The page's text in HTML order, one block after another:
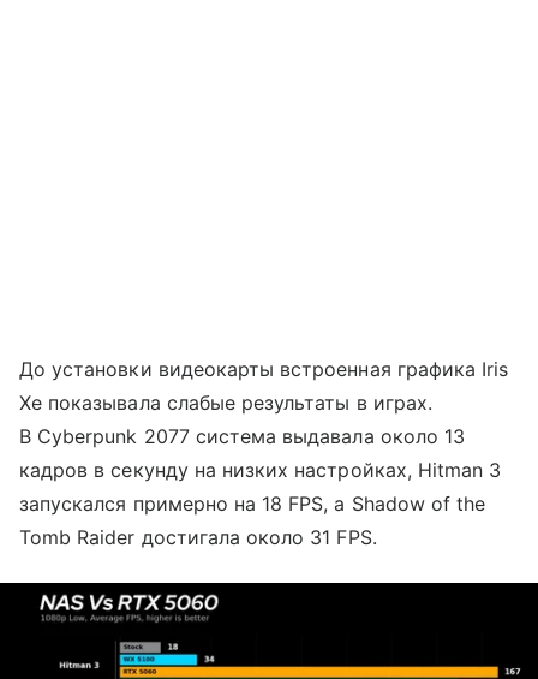
До установки видеокарты встроенная графика Iris
Xe показывала слабые результаты в играх.
В Cyberpunk 2077 система выдавала около 13
кадров в секунду на низких настройках, Hitman 3
запускался примерно на 18 FPS, а Shadow of the
Tomb Raider достигала около 31 FPS.